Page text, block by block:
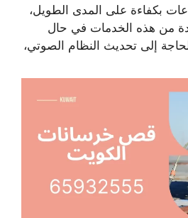
بكفاءة على المدى الطويل،
من هذه الخدمات في حال
إلى تحديث النظام الصوتي،